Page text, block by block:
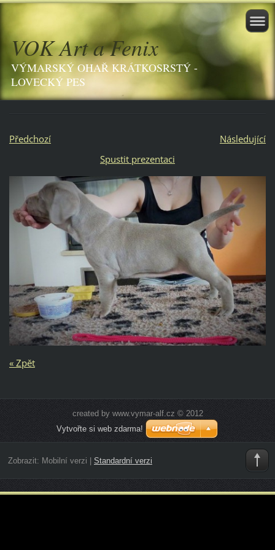
VOK Art a Fenix
VÝMARSKÝ OHAŘ KRÁTKOSRSTÝ -
LOVECKÝ PES
Předchozí
Následující
Spustit prezentaci
« Zpět
created by www.vymar-alf.cz © 2012
Vytvořte si web zdarma!
Zobrazit: Mobilní verzi Standardní verzi